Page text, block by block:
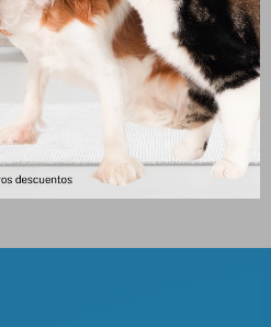
Serenex Spray Gato 25 Ml
628